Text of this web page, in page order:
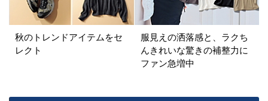
パープル グリーン ブルー
秋のトレンドアイテムをセ
レクト
服見えの洒落感と、ラクち
んきれいな驚きの補整力に
ファン急増中